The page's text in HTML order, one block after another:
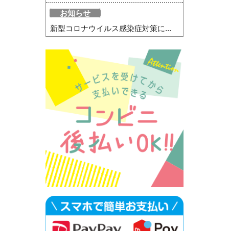
お知らせ
新型コロナウイルス感染症対策に...